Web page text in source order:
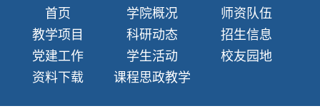
首页 学院概况
师资队伍
教学项目
科研动态
招生信息
党建工作
学生活动
校友园地
资料下载
课程思政教学